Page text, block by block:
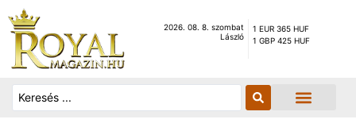
2026. 08. 8. szombat
László
1 EUR 365 HUF
1 GBP 425 HUF